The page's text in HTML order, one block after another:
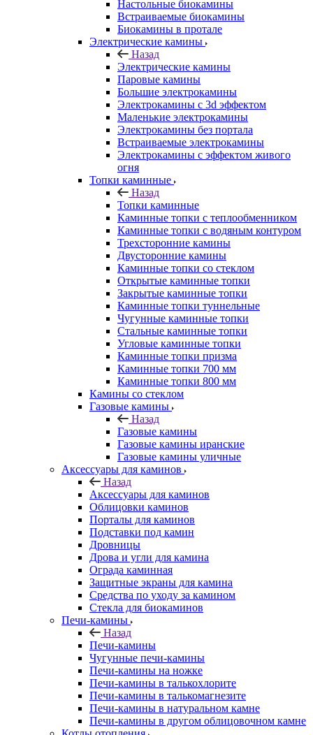
Настольные биокамины
Встраиваемые биокамины
Биокамины в протале
Электрические камины
Назад
Электрические камины
Паровые камины
Большие электрокамины
Электрокамины с 3d эффектом
Маленькие электрокамины
Электрокамины без портала
Встраиваемые электрокамины
Электрокамины с эффектом живого
огня
Топки каминные
Назад
Топки каминные
Каминные топки с теплообменником
Каминные топки с водяным контуром
Трехсторонние камины
Двусторонние камины
Каминные топки со стеклом
Открытые каминные топки
Закрытые каминные топки
Каминные топки туннельные
Чугунные каминные топки
Стальные каминные топки
Угловые каминные топки
Каминные топки призма
Каминные топки 700 мм
Каминные топки 800 мм
Камины со стеклом
Газовые камины
Назад
Газовые камины
Газовые камины иранские
Газовые камины уличные
Аксессуары для каминов
Назад
Аксессуары для каминов
Облицовки каминов
Порталы для каминов
Подставки под камин
Дровницы
Дрова и угли для камина
Ограда каминная
Защитные экраны для камина
Средства по уходу за камином
Стекла для биокаминов
Печи-камины
Назад
Печи-камины
Чугунные печи-камины
Печи-камины на ножке
Печи-камины в талькохлорите
Печи-камины в талькомагнезите
Печи-камины в натуральном камне
Печи-камины в другом облицовочном камне